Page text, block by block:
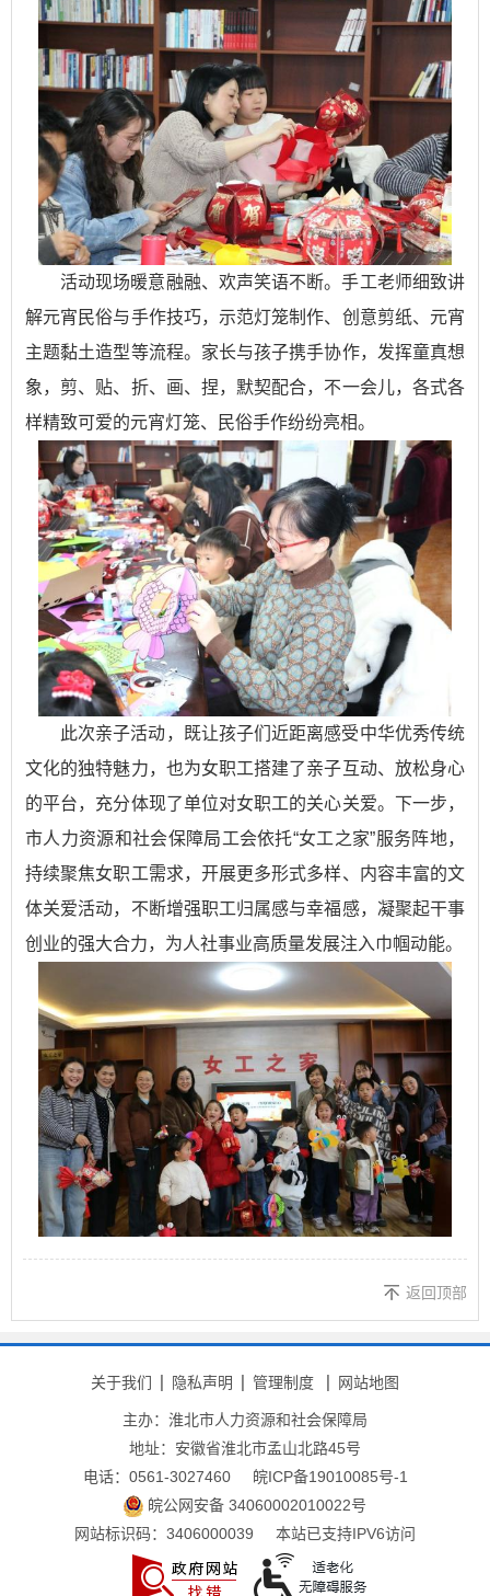
活动现场暖意融融、欢声笑语不断。手工老师细致讲
解元宵民俗与手作技巧，示范灯笼制作、创意剪纸、元宵
主题黏土造型等流程。家长与孩子携手协作，发挥童真想
象，剪、贴、折、画、捏，默契配合，不一会儿，各式各
样精致可爱的元宵灯笼、民俗手作纷纷亮相。
此次亲子活动，既让孩子们近距离感受中华优秀传统
文化的独特魅力，也为女职工搭建了亲子互动、放松身心
的平台，充分体现了单位对女职工的关心关爱。下一步，
市人力资源和社会保障局工会依托“女工之家”服务阵地，
持续聚焦女职工需求，开展更多形式多样、内容丰富的文
体关爱活动，不断增强职工归属感与幸福感，凝聚起干事
创业的强大合力，为人社事业高质量发展注入巾帼动能。
返回顶部
关于我们 隐私声明 管理制度 网站地图
主办：淮北市人力资源和社会保障局
地址：安徽省淮北市孟山北路45号
电话：0561-3027460
皖ICP备19010085号-1
皖公网安备 34060002010022号
网站标识码：3406000039
本站已支持IPV6访问